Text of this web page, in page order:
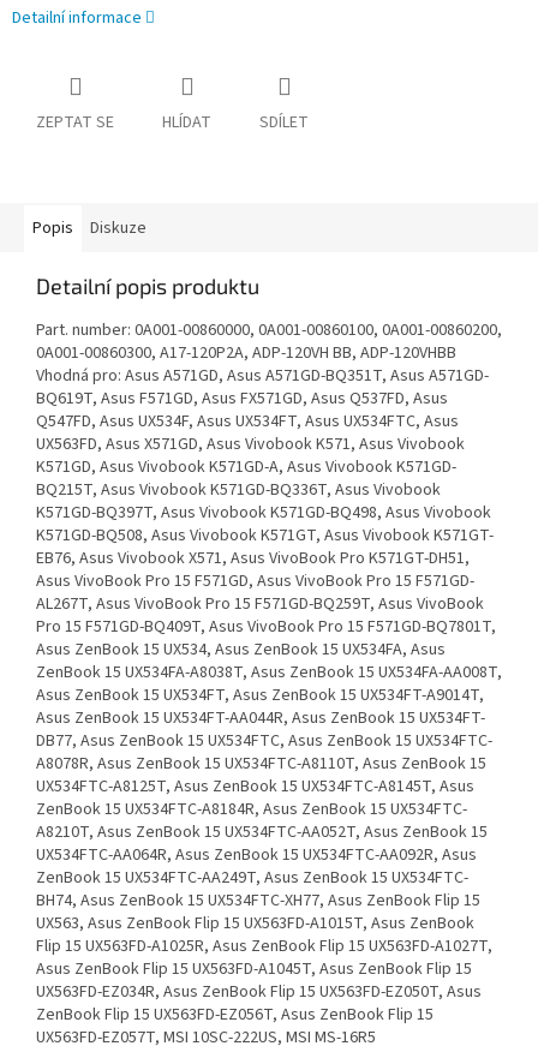
Detailní informace
ZEPTAT SE HLÍDAT SDÍLET
Popis Diskuze
Detailní popis produktu
Part. number: 0A001-00860000, 0A001-00860100, 0A001-00860200,
0A001-00860300, A17-120P2A, ADP-120VH BB, ADP-120VHBB
Vhodná pro: Asus A571GD, Asus A571GD-BQ351T, Asus A571GD-
BQ619T, Asus F571GD, Asus FX571GD, Asus Q537FD, Asus
Q547FD, Asus UX534F, Asus UX534FT, Asus UX534FTC, Asus
UX563FD, Asus X571GD, Asus Vivobook K571, Asus Vivobook
K571GD, Asus Vivobook K571GD-A, Asus Vivobook K571GD-
BQ215T, Asus Vivobook K571GD-BQ336T, Asus Vivobook
K571GD-BQ397T, Asus Vivobook K571GD-BQ498, Asus Vivobook
K571GD-BQ508, Asus Vivobook K571GT, Asus Vivobook K571GT-
EB76, Asus Vivobook X571, Asus VivoBook Pro K571GT-DH51,
Asus VivoBook Pro 15 F571GD, Asus VivoBook Pro 15 F571GD-
AL267T, Asus VivoBook Pro 15 F571GD-BQ259T, Asus VivoBook
Pro 15 F571GD-BQ409T, Asus VivoBook Pro 15 F571GD-BQ7801T,
Asus ZenBook 15 UX534, Asus ZenBook 15 UX534FA, Asus
ZenBook 15 UX534FA-A8038T, Asus ZenBook 15 UX534FA-AA008T,
Asus ZenBook 15 UX534FT, Asus ZenBook 15 UX534FT-A9014T,
Asus ZenBook 15 UX534FT-AA044R, Asus ZenBook 15 UX534FT-
DB77, Asus ZenBook 15 UX534FTC, Asus ZenBook 15 UX534FTC-
A8078R, Asus ZenBook 15 UX534FTC-A8110T, Asus ZenBook 15
UX534FTC-A8125T, Asus ZenBook 15 UX534FTC-A8145T, Asus
ZenBook 15 UX534FTC-A8184R, Asus ZenBook 15 UX534FTC-
A8210T, Asus ZenBook 15 UX534FTC-AA052T, Asus ZenBook 15
UX534FTC-AA064R, Asus ZenBook 15 UX534FTC-AA092R, Asus
ZenBook 15 UX534FTC-AA249T, Asus ZenBook 15 UX534FTC-
BH74, Asus ZenBook 15 UX534FTC-XH77, Asus ZenBook Flip 15
UX563, Asus ZenBook Flip 15 UX563FD-A1015T, Asus ZenBook
Flip 15 UX563FD-A1025R, Asus ZenBook Flip 15 UX563FD-A1027T,
Asus ZenBook Flip 15 UX563FD-A1045T, Asus ZenBook Flip 15
UX563FD-EZ034R, Asus ZenBook Flip 15 UX563FD-EZ050T, Asus
ZenBook Flip 15 UX563FD-EZ056T, Asus ZenBook Flip 15
UX563FD-EZ057T, MSI 10SC-222US, MSI MS-16R5